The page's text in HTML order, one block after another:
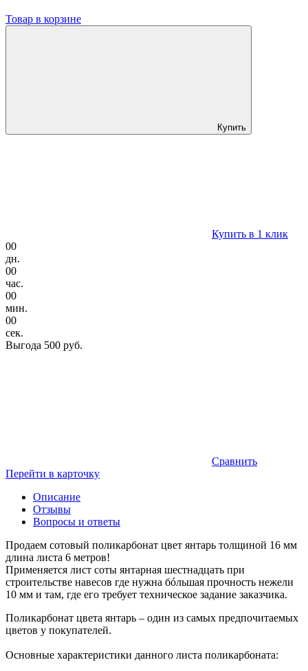
Товар в корзине
Купить
Купить в 1 клик
00
дн.
00
час.
00
мин.
00
сек.
Выгода 500 руб.
Сравнить
Перейти в карточку
Описание
Отзывы
Вопросы и ответы
Продаем сотовый поликарбонат цвет янтарь толщиной 16 мм
длина листа 6 метров!
Применяется лист соты янтарная шестнадцать при
строительстве навесов где нужна бóльшая прочность нежели
10 мм и там, где его требует техническое задание заказчика.
Поликарбонат цвета янтарь – один из самых предпочитаемых
цветов у покупателей.
Основные характеристики данного листа поликарбоната: